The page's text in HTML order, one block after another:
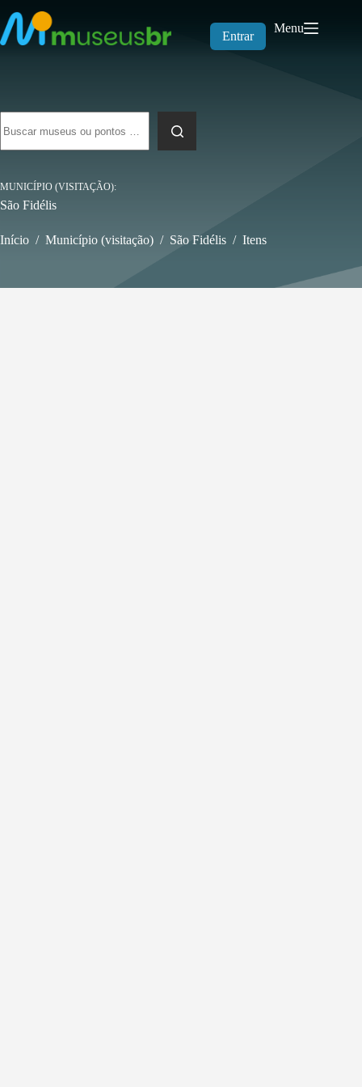
para
o
conteúdo
Entrar
Menu
resultados
MUNICÍPIO (VISITAÇÃO)
São Fidélis
Início / Município (visitação) / São Fidélis / Itens